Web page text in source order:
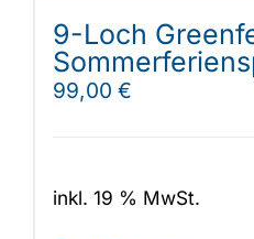
9-Loch
99,00 €
inkl. 19 % MwSt.